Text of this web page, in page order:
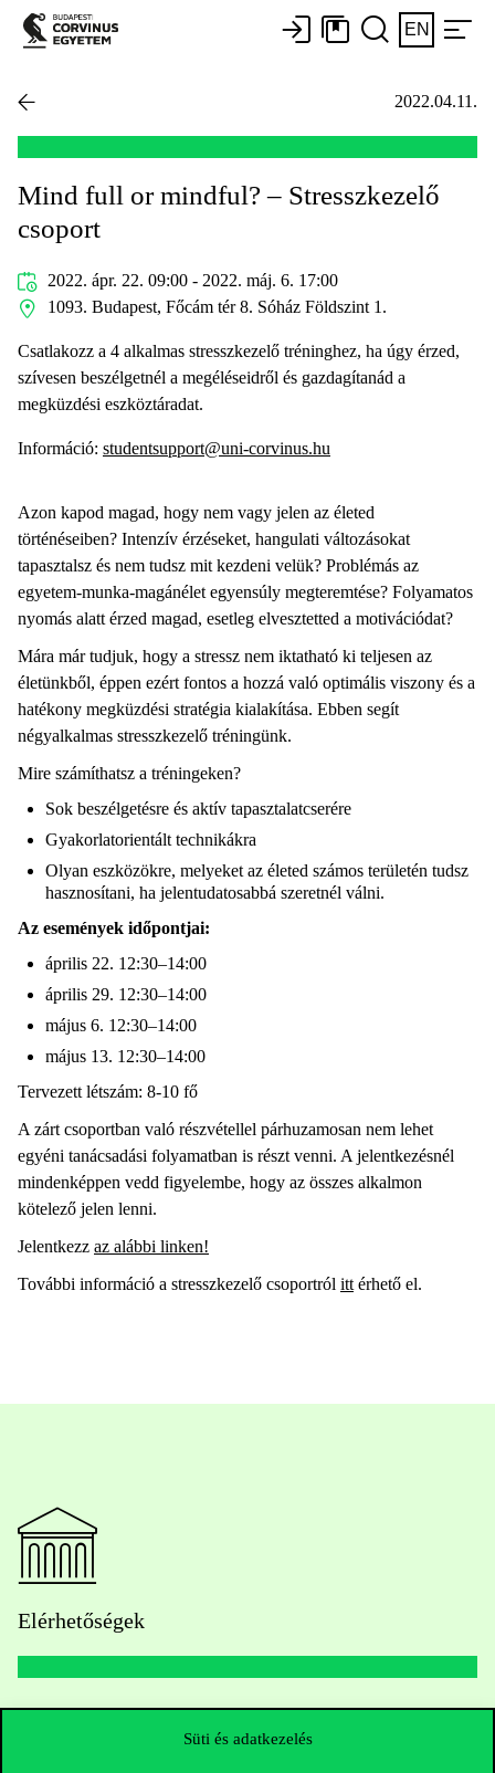
Süti és adatkezelés
EN
2022.04.11.
Mind full or mindful? – Stresszkezelő
csoport
2022. ápr. 22. 09:00 - 2022. máj. 6. 17:00
1093. Budapest, Főcám tér 8. Sóház Földszint 1.
Csatlakozz a 4 alkalmas stresszkezelő tréninghez, ha úgy érzed,
szívesen beszélgetnél a megéléseidről és gazdagítanád a
megküzdési eszköztáradat.
Információ: studentsupport@uni-corvinus.hu
Azon kapod magad, hogy nem vagy jelen az életed
történéseiben? Intenzív érzéseket, hangulati változásokat
tapasztalsz és nem tudsz mit kezdeni velük? Problémás az
egyetem-munka-magánélet egyensúly megteremtése? Folyamatos
nyomás alatt érzed magad, esetleg elvesztetted a motivációdat?
Mára már tudjuk, hogy a stressz nem iktatható ki teljesen az
életünkből, éppen ezért fontos a hozzá való optimális viszony és a
hatékony megküzdési stratégia kialakítása. Ebben segít
négyalkalmas stresszkezelő tréningünk.
Mire számíthatsz a tréningeken?
Sok beszélgetésre és aktív tapasztalatcserére
Gyakorlatorientált technikákra
Olyan eszközökre, melyeket az életed számos területén tudsz
hasznosítani, ha jelentudatosabbá szeretnél válni.
Az események időpontjai:
április 22. 12:30–14:00
április 29. 12:30–14:00
május 6. 12:30–14:00
május 13. 12:30–14:00
Tervezett létszám: 8-10 fő
A zárt csoportban való részvétellel párhuzamosan nem lehet
egyéni tanácsadási folyamatban is részt venni. A jelentkezésnél
mindenképpen vedd figyelembe, hogy az összes alkalmon
kötelező jelen lenni.
Jelentkezz az alábbi linken!
További információ a stresszkezelő csoportról itt érhető el.
Elérhetőségek
Telefonszám:+36 1 482 5000